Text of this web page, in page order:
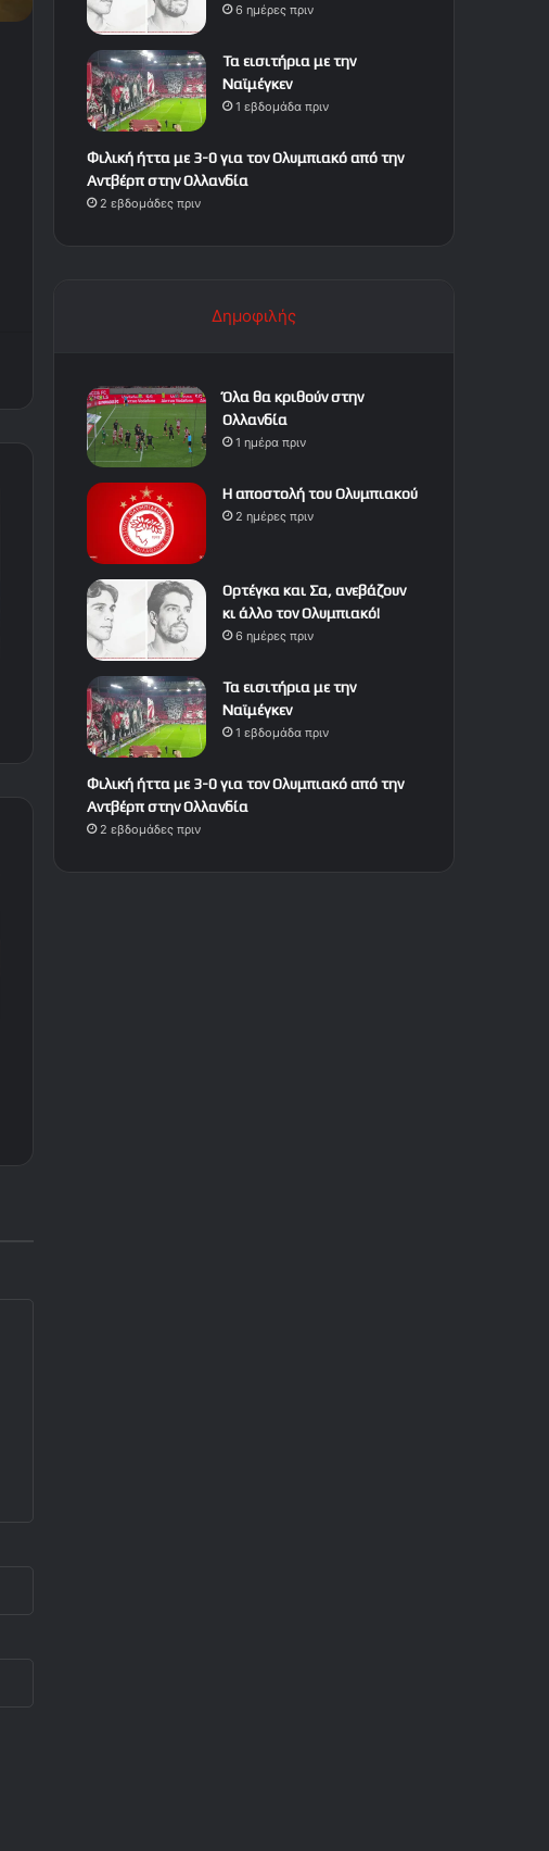
6 ημέρες πριν
Τα εισιτήρια με την
Ναϊμέγκεν
1 εβδομάδα πριν
Φιλική ήττα με 3-0 για τον Ολυμπιακό από την
Αντβέρπ στην Ολλανδία
2 εβδομάδες πριν
Δημοφιλής
Όλα θα κριθούν στην
Ολλανδία
1 ημέρα πριν
Η αποστολή του Ολυμπιακού
2 ημέρες πριν
Ορτέγκα και Σα, ανεβάζουν
κι άλλο τον Ολυμπιακό!
6 ημέρες πριν
Τα εισιτήρια με την
Ναϊμέγκεν
1 εβδομάδα πριν
Φιλική ήττα με 3-0 για τον Ολυμπιακό από την
Αντβέρπ στην Ολλανδία
2 εβδομάδες πριν